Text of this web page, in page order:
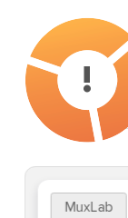
!
MuxLab